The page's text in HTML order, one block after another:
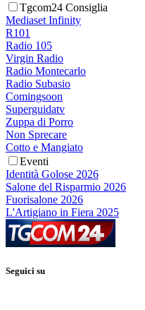
Tgcom24 Consiglia
Mediaset Infinity
R101
Radio 105
Virgin Radio
Radio Montecarlo
Radio Subasio
Comingsoon
Superguidatv
Zuppa di Porro
Non Sprecare
Cotto e Mangiato
Eventi
Identità Golose 2026
Salone del Risparmio 2026
Fuorisalone 2026
L'Artigiano in Fiera 2025
Seguici su